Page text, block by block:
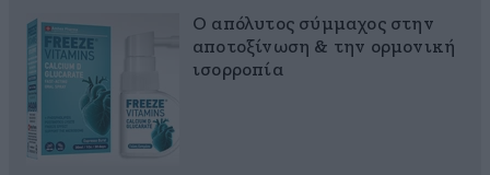
Ο απόλυτος σύμμαχος στην
αποτοξίνωση & την ορμονική
ισορροπία